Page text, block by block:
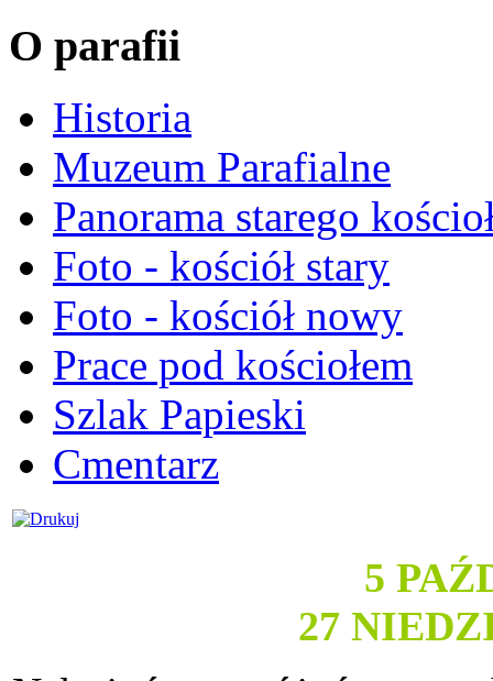
O parafii
Historia
Muzeum Parafialne
Panorama starego
Foto - kościół stary
Foto - kościół nowy
Prace pod kościołem
Szlak Papieski
Cmentarz
5
27